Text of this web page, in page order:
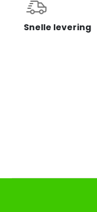
Snelle levering